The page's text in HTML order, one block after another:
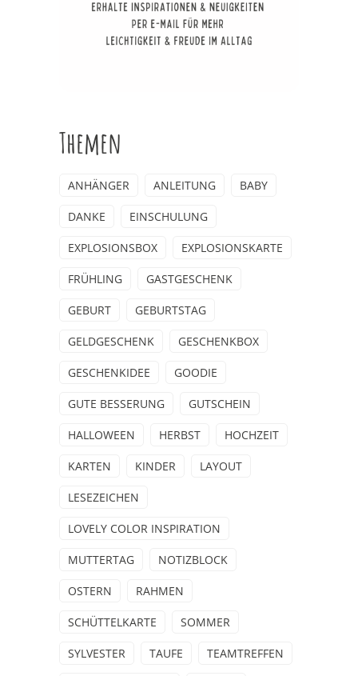
Themen
ANHÄNGER ANLEITUNG BABY
DANKE EINSCHULUNG
EXPLOSIONSBOX EXPLOSIONSKARTE
FRÜHLING GASTGESCHENK
GEBURT GEBURTSTAG
GELDGESCHENK GESCHENKBOX
GESCHENKIDEE GOODIE
GUTE BESSERUNG GUTSCHEIN
HALLOWEEN HERBST HOCHZEIT
KARTEN KINDER LAYOUT
LESEZEICHEN
LOVELY COLOR INSPIRATION
MUTTERTAG NOTIZBLOCK
OSTERN RAHMEN
SCHÜTTELKARTE SOMMER
SYLVESTER TAUFE TEAMTREFFEN